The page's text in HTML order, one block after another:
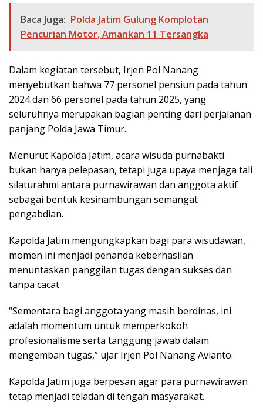
Baca Juga: Polda Jatim Gulung Komplotan
Pencurian Motor, Amankan 11 Tersangka
Dalam kegiatan tersebut, Irjen Pol Nanang
menyebutkan bahwa 77 personel pensiun pada tahun
2024 dan 66 personel pada tahun 2025, yang
seluruhnya merupakan bagian penting dari perjalanan
panjang Polda Jawa Timur.
Menurut Kapolda Jatim, acara wisuda purnabakti
bukan hanya pelepasan, tetapi juga upaya menjaga tali
silaturahmi antara purnawirawan dan anggota aktif
sebagai bentuk kesinambungan semangat
pengabdian.
Kapolda Jatim mengungkapkan bagi para wisudawan,
momen ini menjadi penanda keberhasilan
menuntaskan panggilan tugas dengan sukses dan
tanpa cacat.
“Sementara bagi anggota yang masih berdinas, ini
adalah momentum untuk memperkokoh
profesionalisme serta tanggung jawab dalam
mengemban tugas,” ujar Irjen Pol Nanang Avianto.
Kapolda Jatim juga berpesan agar para purnawirawan
tetap menjadi teladan di tengah masyarakat.